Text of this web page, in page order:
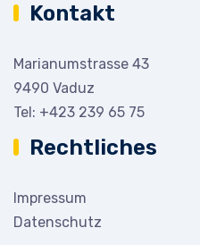
Kontakt
Marianumstrasse 43
9490 Vaduz
Tel: +423 239 65 75
Rechtliches
Impressum
Datenschutz